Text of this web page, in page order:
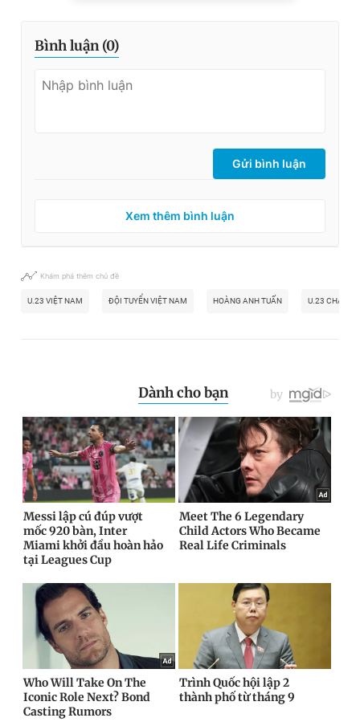
Bình luận (0)
Gửi bình luận
Xem thêm bình luận
Khám phá thêm chủ đề
U.23 VIỆT NAM ĐỘI TUYỂN VIỆT NAM HOÀNG ANH TUẤN U.23 CHÂU Á